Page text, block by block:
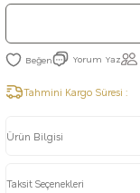
Yorum Yaz
Tahmini Kargo Süresi :
Ürün Bilgisi
Taksit Seçenekleri